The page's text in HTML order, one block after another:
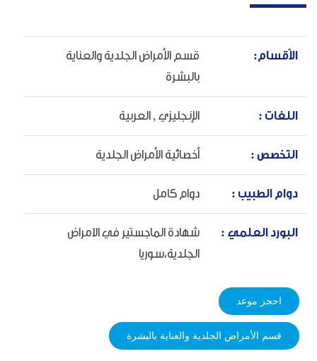
الأقسام:
قسم الأمراض الجلدية والعناية
بالبشرة
اللغات : الإنجليزي , العربية
التخصص : أخصائية الأمراض الجلدية
دوام الطبيب : دوام كامل
البورد العلمي :
شهادة الماجستير في الامراض
الجلدية،سوريا
احجز موعد
قسم الأمراض الجلدية والعناية بالبشرة